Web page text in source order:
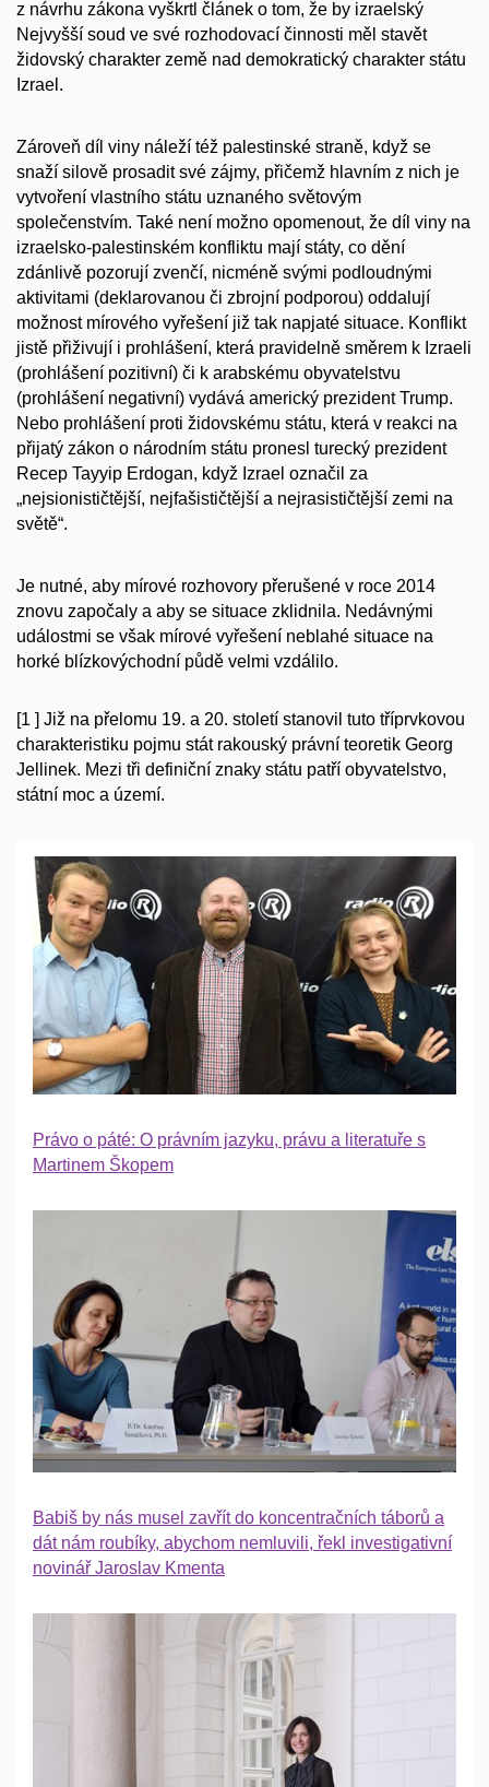
z návrhu zákona vyškrtl článek o tom, že by izraelský
Nejvyšší soud ve své rozhodovací činnosti měl stavět
židovský charakter země nad demokratický charakter státu
Izrael.
Zároveň díl viny náleží též palestinské straně, když se
snaží silově prosadit své zájmy, přičemž hlavním z nich je
vytvoření vlastního státu uznaného světovým
společenstvím. Také není možno opomenout, že díl viny na
izraelsko-palestinském konfliktu mají státy, co dění
zdánlivě pozorují zvenčí, nicméně svými podloudnými
aktivitami (deklarovanou či zbrojní podporou) oddalují
možnost mírového vyřešení již tak napjaté situace. Konflikt
jistě přiživují i prohlášení, která pravidelně směrem k Izraeli
(prohlášení pozitivní) či k arabskému obyvatelstvu
(prohlášení negativní) vydává americký prezident Trump.
Nebo prohlášení proti židovskému státu, která v reakci na
přijatý zákon o národním státu pronesl turecký prezident
Recep Tayyip Erdogan, když Izrael označil za
„nejsionističtější, nejfašističtější a nejrasističtější zemi na
světě“.
Je nutné, aby mírové rozhovory přerušené v roce 2014
znovu započaly a aby se situace zklidnila. Nedávnými
událostmi se však mírové vyřešení neblahé situace na
horké blízkovýchodní půdě velmi vzdálilo.
[1 ] Již na přelomu 19. a 20. století stanovil tuto tříprvkovou
charakteristiku pojmu stát rakouský právní teoretik Georg
Jellinek. Mezi tři definiční znaky státu patří obyvatelstvo,
státní moc a území.
Právo o páté: O právním jazyku, právu a literatuře s
Martinem Škopem
Babiš by nás musel zavřít do koncentračních táborů a
dát nám roubíky, abychom nemluvili, řekl investigativní
novinář Jaroslav Kmenta